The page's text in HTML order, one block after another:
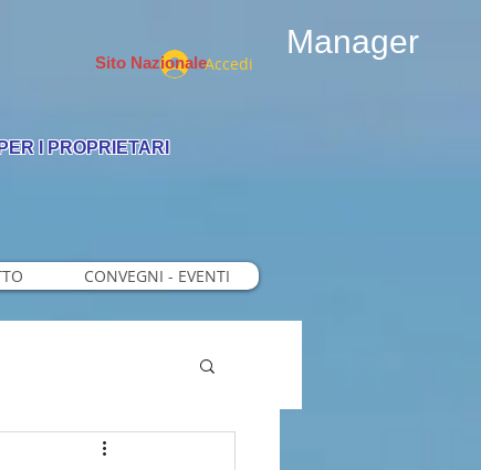
Accedi
Sito Nazionale
I PROPRIETARI
Manager
CONVEGNI - EVENTI